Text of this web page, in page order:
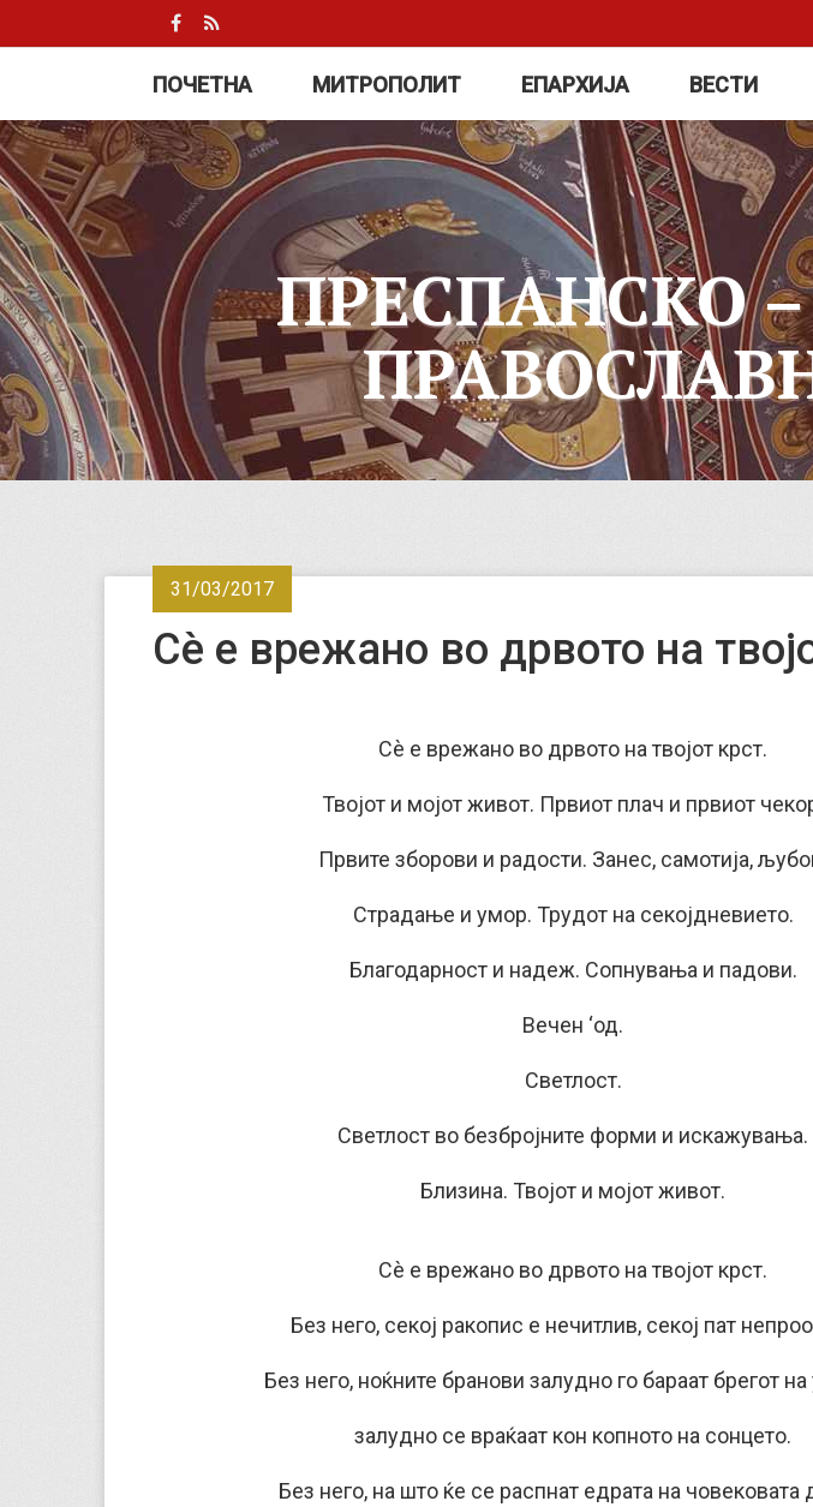
ПОЧЕТНА МИТРОПОЛИТ ЕПАРХИЈА ВЕСТИ
ПРЕСПАНСКО
31/03/2017
Сè е врежано во дрвото на
Сè е врежано во дрвото на твојот крст.
Твојот и мојот живот. Првиот плач и првиот
Првите зборови и радости. Занес, самотија,
Страдање и умор. Трудот на секојдневието.
Благодарност и надеж. Сопнувања и падови.
Вечен ‘од.
Светлост.
Светлост во безбројните форми и искажувања.
Близина. Твојот и мојот живот.
Сè е врежано во дрвото на твојот крст.
Без него, секој ракопис е нечитлив, секој пат
Без него, ноќните бранови залудно го бараат брегот на
залудно се враќаат кон копното на сонцето.
Без него, на што ќе се распнат едрата на човековата